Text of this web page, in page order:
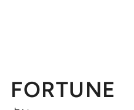
FORTUNE